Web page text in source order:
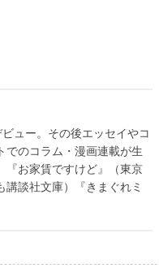
ュー。その後エッセイやコ
でのコラム・漫画連載が生
『お家賃ですけど』（東京
談社文庫）『きまぐれミ